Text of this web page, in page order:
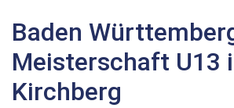
Baden
Meisterschaft U13
Kirchberg